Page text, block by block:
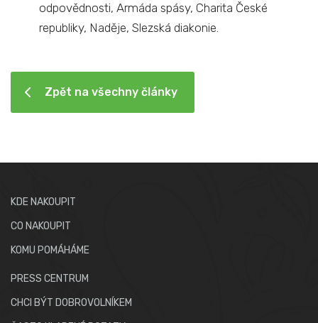
odpovědnosti, Armáda spásy, Charita České
republiky, Naděje, Slezská diakonie.
Zpět na všechny články
KDE NAKOUPIT
CO NAKOUPIT
KOMU POMÁHÁME
PRESS CENTRUM
CHCI BÝT DOBROVOLNÍKEM